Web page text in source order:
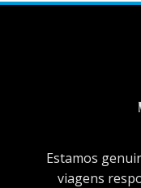
Estamos
viagens